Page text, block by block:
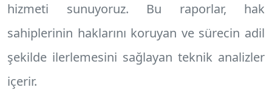
hizmeti sunuyoruz. Bu raporlar, hak
sahiplerinin haklarını koruyan ve sürecin adil
şekilde ilerlemesini sağlayan teknik analizler
içerir.